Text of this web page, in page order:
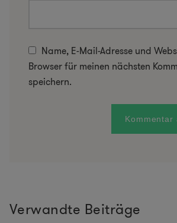
Name, E-Mail-Adresse und
Browser für meinen nächsten
speichern.
Verwandte Beiträge